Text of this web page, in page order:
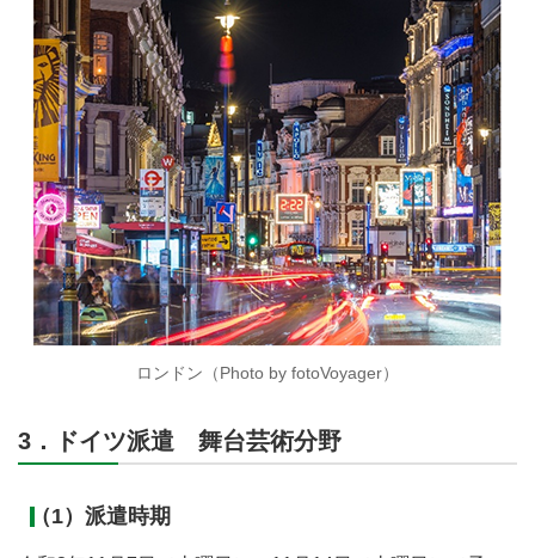
ロンドン（Photo by fotoVoyager）
3．ドイツ派遣 舞台芸術分野
（1）派遣時期